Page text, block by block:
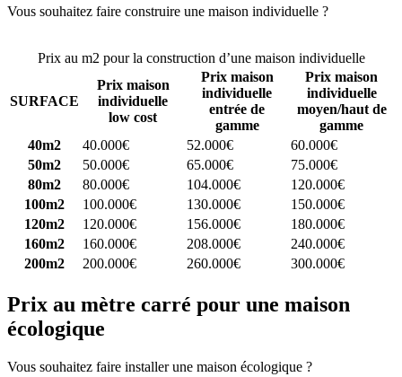
Vous souhaitez faire construire une maison individuelle ?
Prix au m2 pour la construction d’une maison individuelle
SURFACE
Prix maison
individuelle
low cost
Prix maison
individuelle
entrée de
gamme
Prix maison
individuelle
moyen/haut de
gamme
40m2
40.000€ 52.000€
60.000€
50m2
50.000€ 65.000€
75.000€
80m2
80.000€ 104.000€
120.000€
100m2
100.000€ 130.000€
150.000€
120m2
120.000€ 156.000€
180.000€
160m2
160.000€ 208.000€
240.000€
200m2
200.000€ 260.000€ 300.000€
Prix au mètre carré pour une maison
écologique
Vous souhaitez faire installer une maison écologique ?